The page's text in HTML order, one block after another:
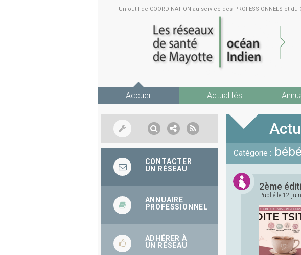
Un outil de COORDINATION au service des PROFESSIONNELS et du
Accueil Actualités
Catégorie : bébé
2ème
Publié le 12
CONTACTER
UN RÉSEAU
ANNUAIRE
PROFESSIONNEL
ADHÉRER À
UN RÉSEAU